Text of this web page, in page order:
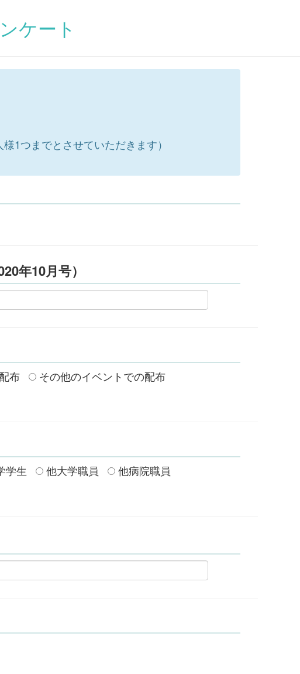
ケート
1つまでとさせていただきます）
年10月号）
布
その他のイベントでの配布
学生 他大学職員
他病院職員